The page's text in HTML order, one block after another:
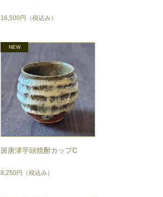
16,500円 （税込み）
斑唐津芋頭焼酎カップC
8,250円 （税込み）